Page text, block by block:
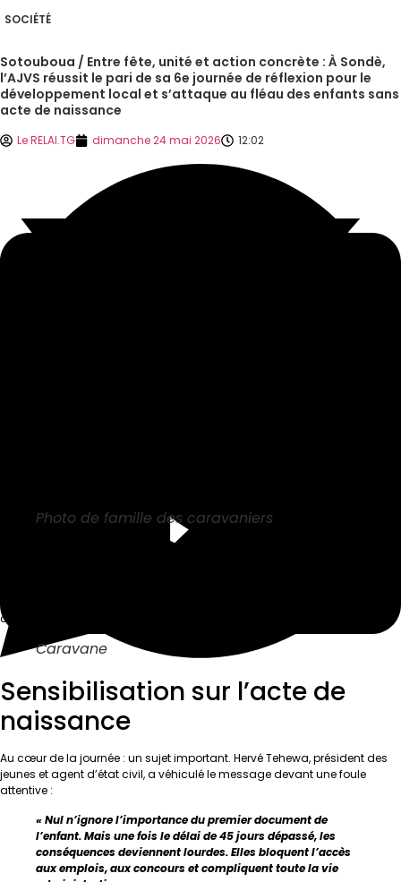
SOCIÉTÉ
Sotouboua / Entre fête, unité et action concrète : À Sondè,
l’AJVS réussit le pari de sa 6e journée de réflexion pour le
développement local et s’attaque au fléau des enfants sans
acte de naissance
Le RELAI.TG dimanche 24 mai 2026 12:02
Photo de famille des caravaniers
chef de village, avant de s’achever au domicile du président des jeunes.
Caravane
Sensibilisation sur l’acte de
naissance
Au cœur de la journée : un sujet important. Hervé Tehewa, président des
jeunes et agent d’état civil, a véhiculé le message devant une foule
attentive :
« Nul n’ignore l’importance du premier document de
l’enfant. Mais une fois le délai de 45 jours dépassé, les
conséquences deviennent lourdes. Elles bloquent l’accès
aux emplois, aux concours et compliquent toute la vie